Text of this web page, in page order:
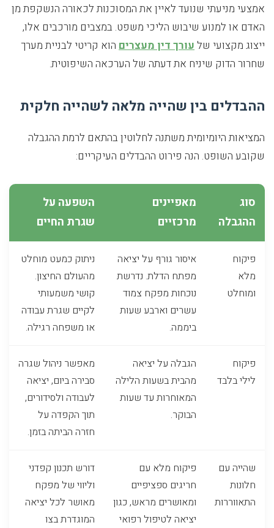
אמצעי מניעתי שנועד לאיין את המסוכנות לכאורה הנשקפת מן
האדם או למנוע שיבוש הליכי משפט. במצבים מורכבים אלו,
ייצוג מקצועי של עורך דין מעצרים הוא קריטי לבניית מערך
שחרור הדוק שיניח את דעתה של הערכאה השיפוטית.
ההבדלים בין שהייה מלאה לשהייה חלקית
המציאות היומיומית משתנה לחלוטין בהתאם לרמת ההגבלה
שקובע השופט. הנה פירוט ההבדלים העיקריים:
סוג
ההגבלה
מאפיינים
מרכזיים
השפעה על
שגרת החיים
פיקוח
מלא
ומוחלט
איסור גורף על יציאה
מפתח הדלת. נדרשת
נוכחות מפקח צמוד
עשרים וארבע שעות
ביממה.
ניתוק כמעט מוחלט
מהעולם החיצון.
קושי משמעותי
לקיים שגרת עבודה
או משפחה רגילה.
פיקוח
לילי בלבד
הגבלה על יציאה
מהבית בשעות הלילה
המאוחרות עד שעות
הבוקר.
מאפשר ניהול שגרה
סבירה ביום, יציאה
לעבודה ולסידורים,
תוך הקפדה על
חזרה הביתה בזמן.
שהייה עם
חלונות
התאווררות
פיקוח מלא עם
חריגים ספציפיים
ומאושרים מראש, כגון
יציאה לטיפול רפואי
דורש תכנון קפדני
וליווי של מפקח
מאושר לכל יציאה
המוגדרת בצו